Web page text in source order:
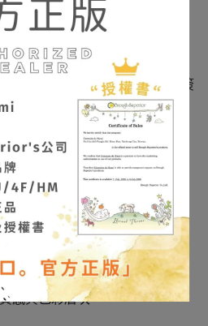
：SUU / 4F / HM。（本賣場皆
本進口正品，持有正式授權與簽
將日本手作藝術帶到台灣，
靈魂的美。
感與色彩層次。